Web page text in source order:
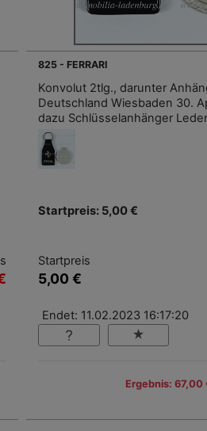
825 - FERRARI
Konvolut 2tlg., darunter
Deutschland Wiesbaden 30.
dazu Schlüsselanhänger
Startpreis: 5,00 €
Startpreis
5,00 €
Endet: 11.02.2023 16:17:20
Ergebnis: 67,00